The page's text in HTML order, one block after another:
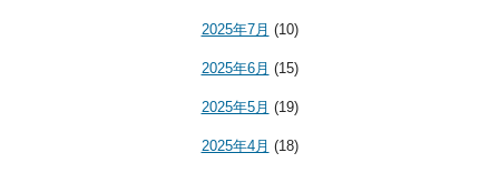
2025年7月 (10)
2025年6月 (15)
2025年5月 (19)
2025年4月 (18)